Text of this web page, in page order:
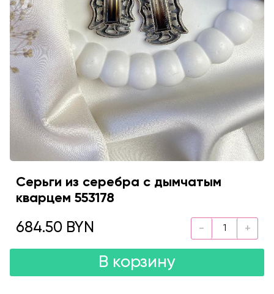
Серьги из серебра с дымчатым
кварцем 553178
684.50 BYN
В корзину